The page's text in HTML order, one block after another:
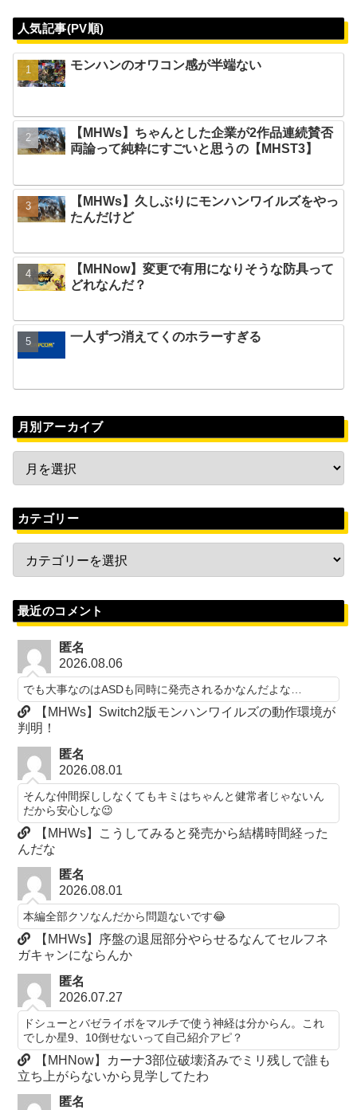
人気記事(PV順)
モンハンのオワコン感が半端ない
【MHWs】ちゃんとした企業が2作品連続賛否
両論って純粋にすごいと思うの【MHST3】
【MHWs】久しぶりにモンハンワイルズをやっ
たんだけど
【MHNow】変更で有用になりそうな防具って
どれなんだ？
一人ずつ消えてくのホラーすぎる
月別アーカイブ
カテゴリー
最近のコメント
匿名
2026.08.06
でも大事なのはASDも同時に発売されるかなんだよな…
【MHWs】Switch2版モンハンワイルズの動作環境が
判明！
匿名
2026.08.01
そんな仲間探ししなくてもキミはちゃんと健常者じゃないん
だから安心しな😉
【MHWs】こうしてみると発売から結構時間経った
んだな
匿名
2026.08.01
本編全部クソなんだから問題ないです😂
【MHWs】序盤の退屈部分やらせるなんてセルフネ
ガキャンにならんか
匿名
2026.07.27
ドシューとバゼライボをマルチで使う神経は分からん。これ
でしか星9、10倒せないって自己紹介アピ？
【MHNow】カーナ3部位破壊済みでミリ残しで誰も
立ち上がらないから見学してたわ
匿名